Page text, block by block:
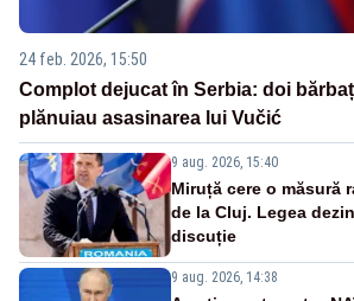
24 feb. 2026, 15:50
Complot dejucat în Serbia: doi
plănuiau asasinarea lui Vučić
9 aug. 2026, 15:40
Miruță cere o măsură
de la Cluj. Legea
discuție
9 aug. 2026, 14:38